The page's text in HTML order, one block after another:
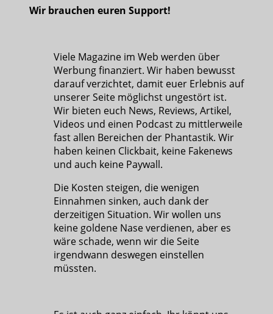
Wir brauchen euren Support!
Viele Magazine im Web werden über
Werbung finanziert. Wir haben bewusst
darauf verzichtet, damit euer Erlebnis auf
unserer Seite möglichst ungestört ist.
Wir bieten euch News, Reviews, Artikel,
Videos und einen Podcast zu mittlerweile
fast allen Bereichen der Phantastik. Wir
haben keinen Clickbait, keine Fakenews
und auch keine Paywall.
Die Kosten steigen, die wenigen
Einnahmen sinken, auch dank der
derzeitigen Situation. Wir wollen uns
keine goldene Nase verdienen, aber es
wäre schade, wenn wir die Seite
irgendwann deswegen einstellen
müssten.